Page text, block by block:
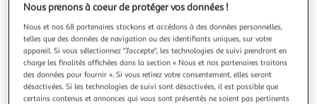
Illustration
précédente
Illustration
suivante
Nous prenons à coeur de protéger vos données !
Nous et nos 68 partenaires stockons et accédons à des données personnelles,
telles que des données de navigation ou des identifiants uniques, sur votre
appareil. Si vous sélectionnez "J'accepte", les technologies de suivi prendront en
charge les finalités affichées dans la section « Nous et nos partenaires traitons
des données pour fournir ». Si vous retirez votre consentement, elles seront
désactivées. Si les technologies de suivi sont désactivées, il est possible que
certains contenus et annonces qui vous sont présentés ne soient pas pertinents